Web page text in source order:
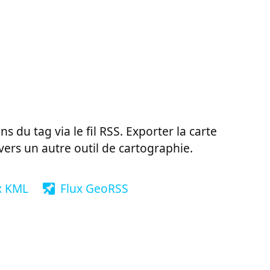
du tag via le fil RSS. Exporter la carte
un autre outil de cartographie.
KML Flux GeoRSS